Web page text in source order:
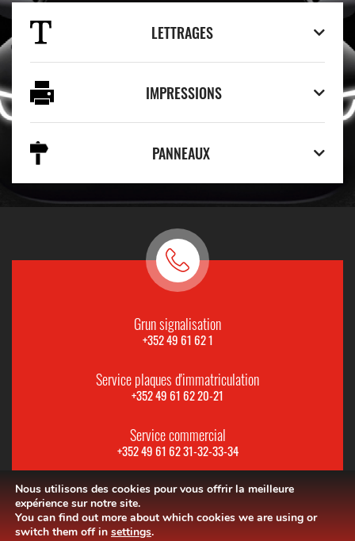
LETTRAGES
IMPRESSIONS
PANNEAUX
Grun signalisation
+352 49 61 62 1
Service plaques d'immatriculation
+352 49 61 62 20-21
Service commercial
+352 49 61 62 31-32-33-34
Nous utilisons des cookies pour vous offrir la meilleure
expérience sur notre site.
You can find out more about which cookies we are using or
switch them off in settings.